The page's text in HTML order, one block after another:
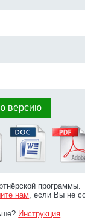
версию
программы.
нам, если Вы не
Инструкция.